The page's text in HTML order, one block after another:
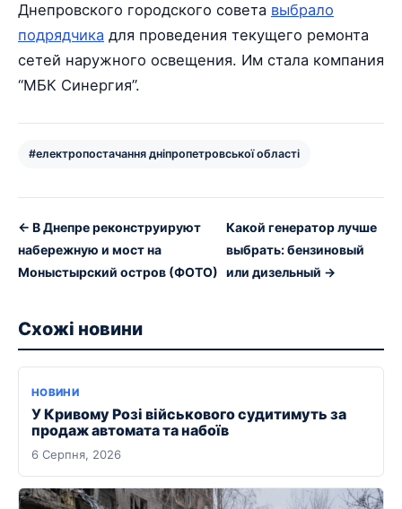
Днепровского городского совета выбрало
подрядчика для проведения текущего ремонта
сетей наружного освещения. Им стала компания
“МБК Синергия”.
#електропостачання дніпропетровської області
← В Днепре реконструируют
набережную и мост на
Моныстырский остров (ФОТО)
Какой генератор лучше
выбрать: бензиновый
или дизельный →
Схожі новини
НОВИНИ
У Кривому Розі військового судитимуть за
продаж автомата та набоїв
6 Серпня, 2026